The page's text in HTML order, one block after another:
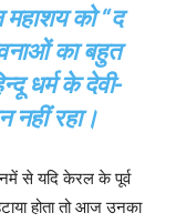
महाशय को “द
का बहुत
धर्म के देवी-
नहीं रहा।
से यदि केरल के पूर्व
होता तो आज उनका